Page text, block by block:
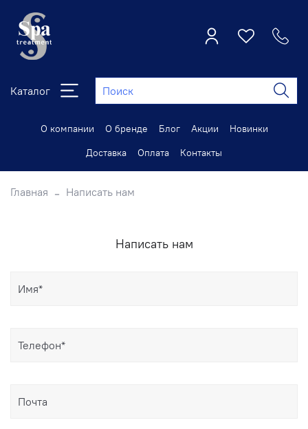
Каталог
О компании О бренде Блог Акции
Новинки
Доставка
Оплата Контакты
Главная Написать нам
Написать нам